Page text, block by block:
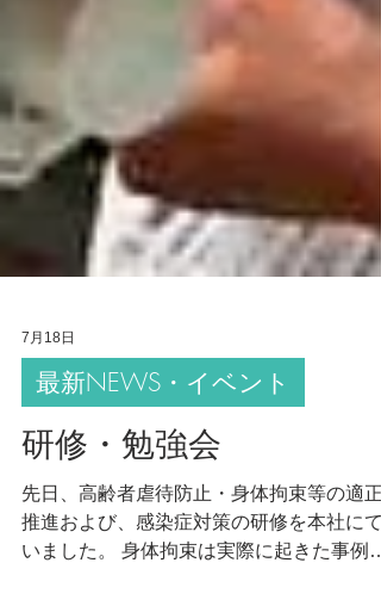
7月18日
最新NEWS・イベント
研修・勉強会
先日、高齢者虐待防止・身体拘束等の適正
推進および、感染症対策の研修を本社にて